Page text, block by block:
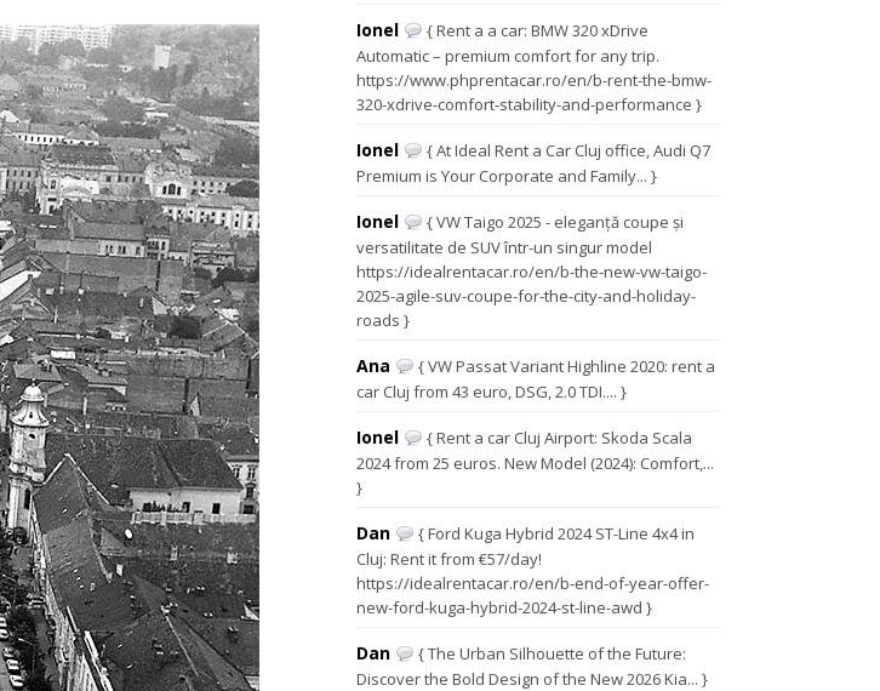
Ionel
{ Rent a a car: BMW 320 xDrive
Automatic – premium comfort for any trip.
https://www.phprentacar.ro/en/b-rent-the-bmw-
320-xdrive-comfort-stability-and-performance }
Ionel
{ At Ideal Rent a Car Cluj office, Audi Q7
Premium is Your Corporate and Family... }
Ionel
{ VW Taigo 2025 - eleganță coupe și
versatilitate de SUV într-un singur model
https://idealrentacar.ro/en/b-the-new-vw-taigo-
2025-agile-suv-coupe-for-the-city-and-holiday-
roads }
Ana
{ VW Passat Variant Highline 2020: rent a
car Cluj from 43 euro, DSG, 2.0 TDI.... }
Ionel
{ Rent a car Cluj Airport: Skoda Scala
2024 from 25 euros. New Model (2024): Comfort,...
}
Dan
{ Ford Kuga Hybrid 2024 ST-Line 4x4 in
Cluj: Rent it from €57/day!
https://idealrentacar.ro/en/b-end-of-year-offer-
new-ford-kuga-hybrid-2024-st-line-awd }
Dan
{ The Urban Silhouette of the Future:
Discover the Bold Design of the New 2026 Kia... }